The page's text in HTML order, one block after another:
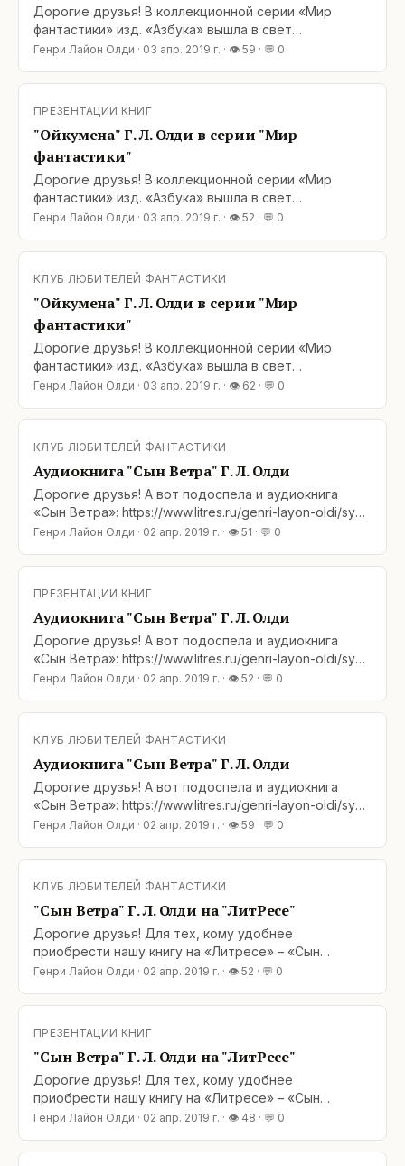
Дорогие друзья! В коллекционной серии «Мир
фантастики» изд. «Азбука» вышла в свет
«Ойкумена» — первая трилогия одноименной
фолиант вышел фактически одновременно с «Сыном
Ойкумена: двадцать лет
Генри Лайон Олди · 03 апр. 2019 г. · 👁 59 · 💬 0
ПРЕЗЕНТАЦИИ КНИГ
"Ойкумена" Г. Л. Олди в серии "Мир
фантастики"
Дорогие друзья! В коллекционной серии «Мир
фантастики» изд. «Азбука» вышла в свет
«Ойкумена» — первая трилогия одноименной
фолиант вышел фактически одновременно с «Сыном
Ветра», финалом романа «Блудный сын, или
Ойкумена: двадцать лет
Генри Лайон Олди · 03 апр. 2019 г. · 👁 52 · 💬 0
КЛУБ ЛЮБИТЕЛЕЙ ФАНТАСТИКИ
"Ойкумена" Г. Л. Олди в серии "Мир
фантастики"
Дорогие друзья! В коллекционной серии «Мир
фантастики» изд. «Азбука» вышла в свет
«Ойкумена» — первая трилогия одноименной
фолиант вышел фактически одновременно с «Сыном
Ветра», финалом романа «Блудный сын, или
Ойкумена: двадцать лет
Генри Лайон Олди · 03 апр. 2019 г. · 👁 62 · 💬 0
КЛУБ ЛЮБИТЕЛЕЙ ФАНТАСТИКИ
Аудиокнига "Сын Ветра" Г. Л. Олди
Дорогие друзья! А вот подоспела и аудиокнига
«Сын Ветра»: https://www.litres.ru/genri-layon-oldi/syn-
vetra-42151244/ Читают уже известные вам и
звучания: 15 ч. 32 мин. Добро пожаловать!&lt;br /
Генри Лайон Олди · 02 апр. 2019 г. · 👁 51 · 💬 0
ПРЕЗЕНТАЦИИ КНИГ
Аудиокнига "Сын Ветра" Г. Л. Олди
Дорогие друзья! А вот подоспела и аудиокнига
«Сын Ветра»: https://www.litres.ru/genri-layon-oldi/syn-
vetra-42151244/ Читают уже известные вам и
звучания: 15 ч. 32 мин. Добро пожаловать!&lt;br /
Генри Лайон Олди · 02 апр. 2019 г. · 👁 52 · 💬 0
КЛУБ ЛЮБИТЕЛЕЙ ФАНТАСТИКИ
Аудиокнига "Сын Ветра" Г. Л. Олди
Дорогие друзья! А вот подоспела и аудиокнига
«Сын Ветра»: https://www.litres.ru/genri-layon-oldi/syn-
vetra-42151244/ Читают уже известные вам и
звучания: 15 ч. 32 мин. Добро пожаловать!&lt;br /
Генри Лайон Олди · 02 апр. 2019 г. · 👁 59 · 💬 0
КЛУБ ЛЮБИТЕЛЕЙ ФАНТАСТИКИ
"Сын Ветра" Г. Л. Олди на "ЛитРесе"
Дорогие друзья! Для тех, кому удобнее
приобрести нашу книгу на «Литресе» – «Сын
Ветра», 3-я книга романа Г. Л. Олди «Блудный сын»,
oldi/syn-vetra/ Напоминаем, что «Сын ветра» также
Генри Лайон Олди · 02 апр. 2019 г. · 👁 52 · 💬 0
ПРЕЗЕНТАЦИИ КНИГ
"Сын Ветра" Г. Л. Олди на "ЛитРесе"
Дорогие друзья! Для тех, кому удобнее
приобрести нашу книгу на «Литресе» – «Сын
Ветра», 3-я книга романа Г. Л. Олди «Блудный сын»,
oldi/syn-vetra/ Напоминаем, что «Сын ветра» также
Генри Лайон Олди · 02 апр. 2019 г. · 👁 48 · 💬 0